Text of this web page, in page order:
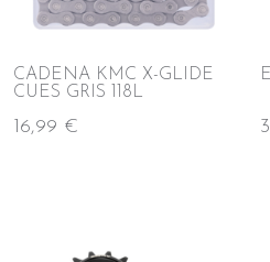
CADENA KMC X-GLIDE
CUES GRIS 118L
16,99 €